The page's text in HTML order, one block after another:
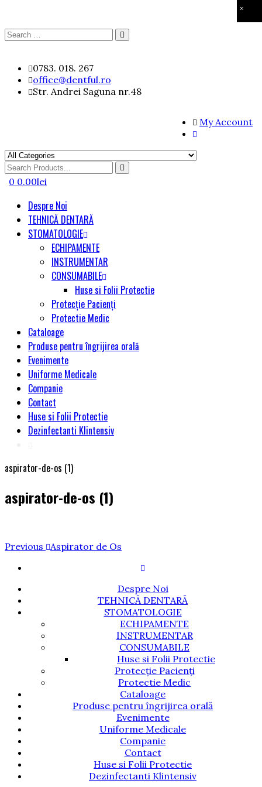
×
Search
content
0783. 018. 267
office@dentful.ro
Str. Andrei Saguna nr.48
My Account
Search
for
0 0.00lei
Despre Noi
TEHNICĂ DENTARĂ
STOMATOLOGIE
ECHIPAMENTE
INSTRUMENTAR
CONSUMABILE
Huse si Folii Protectie
Protecție Pacienți
Protectie Medic
Cataloage
Produse pentru îngrijirea orală
Evenimente
Uniforme Medicale
Companie
Contact
Huse si Folii Protectie
Dezinfectanti Klintensiv
aspirator-de-os (1)
aspirator-de-os (1)
Navigare
articole
Previous
Previous Aspirator de Os
Despre Noi
TEHNICĂ DENTARĂ
STOMATOLOGIE
ECHIPAMENTE
INSTRUMENTAR
CONSUMABILE
Huse si Folii Protectie
Protecție Pacienți
Protectie Medic
Cataloage
Produse pentru îngrijirea orală
Evenimente
Uniforme Medicale
Companie
Contact
Huse si Folii Protectie
Dezinfectanti Klintensiv